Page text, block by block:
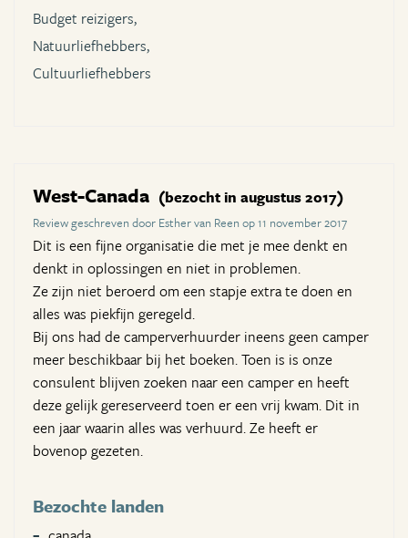
Budget reizigers,
Natuurliefhebbers,
Cultuurliefhebbers
West-Canada (bezocht in augustus 2017)
Review geschreven door Esther van Reen op 11 november 2017
Dit is een fijne organisatie die met je mee denkt en
denkt in oplossingen en niet in problemen.
Ze zijn niet beroerd om een stapje extra te doen en
alles was piekfijn geregeld.
Bij ons had de camperverhuurder ineens geen camper
meer beschikbaar bij het boeken. Toen is is onze
consulent blijven zoeken naar een camper en heeft
deze gelijk gereserveerd toen er een vrij kwam. Dit in
een jaar waarin alles was verhuurd. Ze heeft er
bovenop gezeten.
Bezochte landen